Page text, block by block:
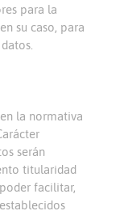
para la
su caso, para
la normativa
serán
titularidad
facilitar,